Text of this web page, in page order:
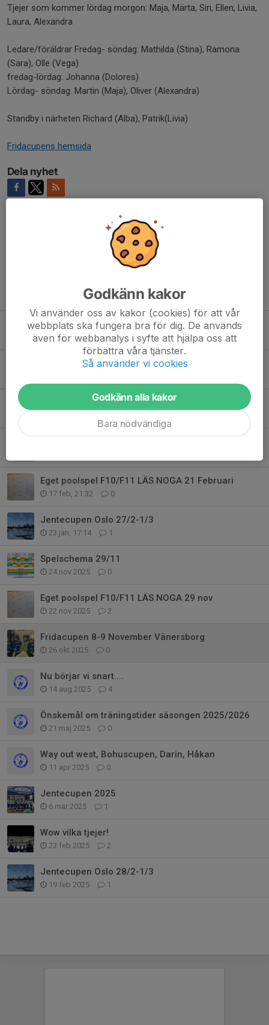
Tjejer som kommer lördag morgon: Maja, Märta, Siri, Ellen, Livia,
Laura, Alexandra
Ledare/föräldrar Fredag- söndag: Mathilda (Stina), Ramona
(Sara), Olle (Vega)
fredag-lördag: Johanna (Dolores)
Lördag- söndag: Martin (Maja), Oliver (Alexandra)
Standby i närheten Richard (Alba), Patrik(Livia)
Fridacupens hemsida
Dela nyhet
Tidigare nyheter
Uppdatering inför hösten 2026
21 jun, 17:28 0
Bohus cup 2026 volontärarbete
DISCO -arbetsordrar ;-)
Eget poolspel F10/F11 LÄS NOGA 21 Februari
17 feb, 21:32 0
Jentecupen Oslo 27/2-1/3
23 jan, 17:14 1
Spelschema 29/11
24 nov 2025 0
Eget poolspel F10/F11 LÄS NOGA 29 nov
22 nov 2025 2
Fridacupen 8-9 November Vänersborg
26 okt 2025 0
Nu börjar vi snart....
14 aug 2025 4
Önskemål om träningstider säsongen 2025/2026
21 maj 2025 0
Way out west, Bohuscupen, Darin, Håkan
11 apr 2025 0
Jentecupen 2025
6 mar 2025 1
Wow vilka tjejer!
23 feb 2025 2
Jentecupen Oslo 28/2-1/3
19 feb 2025 1
Godkänn kakor
Vi använder oss av kakor (cookies) för att vår
webbplats ska fungera bra för dig. De används
även för webbanalys i syfte att hjälpa oss att
förbättra våra tjänster.
Så använder vi cookies
Godkänn alla kakor
Bara nödvändiga